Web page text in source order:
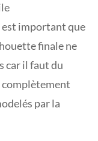
important que
finale ne
car il faut du
complètement
par la